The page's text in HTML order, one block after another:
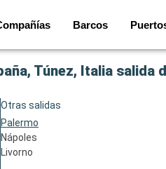
Barcos
Túnez, Italia salida
Otras salidas
Palermo
Nápoles
Livorno